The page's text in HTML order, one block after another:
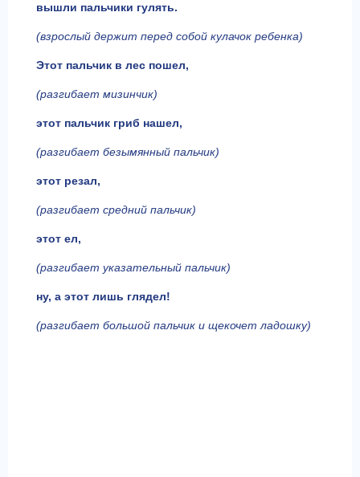
вышли пальчики гулять.
(взрослый держит перед собой кулачок ребенка)
Этот пальчик в лес пошел,
(разгибает мизинчик)
этот пальчик гриб нашел,
(разгибает безымянный пальчик)
этот резал,
(разгибает средний пальчик)
этот ел,
(разгибает указательный пальчик)
ну, а этот лишь глядел!
(разгибает большой пальчик и щекочет ладошку)